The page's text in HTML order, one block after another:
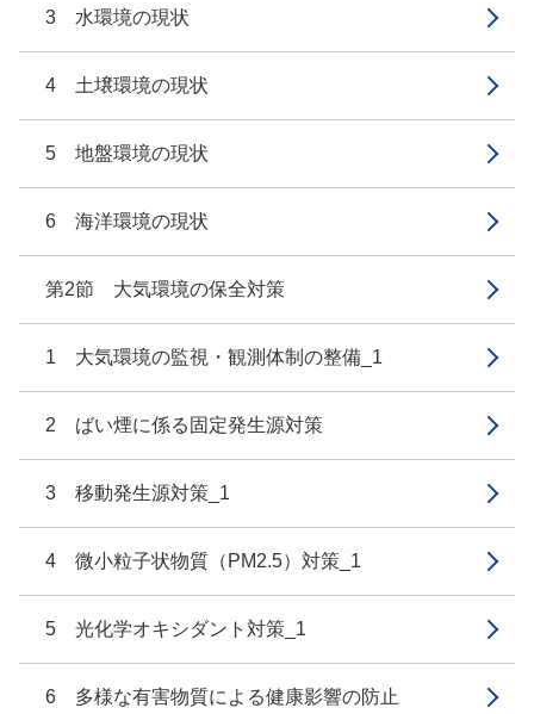
3 水環境の現状
4 土壌環境の現状
5 地盤環境の現状
6 海洋環境の現状
第2節 大気環境の保全対策
1 大気環境の監視・観測体制の整備_1
2 ばい煙に係る固定発生源対策
3 移動発生源対策_1
4 微小粒子状物質（PM2.5）対策_1
5 光化学オキシダント対策_1
6 多様な有害物質による健康影響の防止